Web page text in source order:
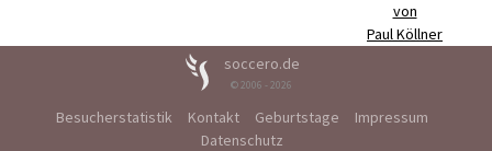
von
Paul Köllner
soccero.de
© 2006 - 2026
Besucherstatistik Kontakt Geburtstage
Impressum
Datenschutz